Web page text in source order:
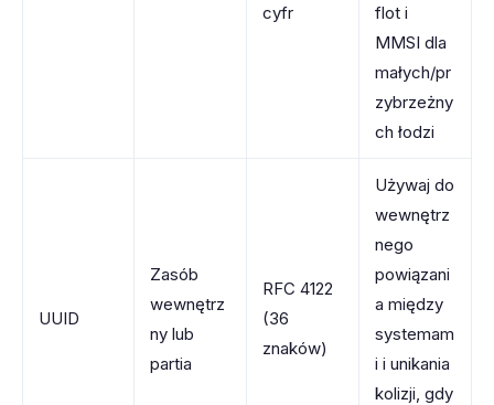
cyfr
flot i
MMSI dla
małych/pr
zybrzeżny
ch łodzi
UUID
Zasób
wewnętrz
ny lub
partia
RFC 4122
(36
znaków)
Używaj do
wewnętrz
nego
powiązani
a między
systemam
i i unikania
kolizji, gdy